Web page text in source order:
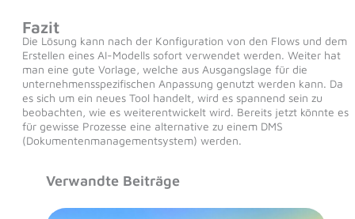
Fazit
Die Lösung kann nach der Konfiguration von den Flows und dem
Erstellen eines AI-Modells sofort verwendet werden. Weiter hat
man eine gute Vorlage, welche aus Ausgangslage für die
unternehmensspezifischen Anpassung genutzt werden kann. Da
es sich um ein neues Tool handelt, wird es spannend sein zu
beobachten, wie es weiterentwickelt wird. Bereits jetzt könnte es
für gewisse Prozesse eine alternative zu einem DMS
(Dokumentenmanagementsystem) werden.
Verwandte Beiträge